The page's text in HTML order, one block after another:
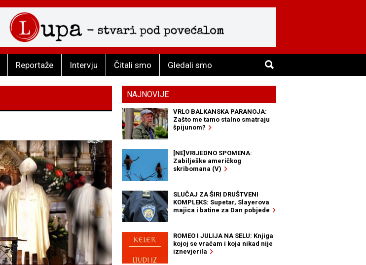
Reportaže Intervju Čitali smo Gledali smo
NAJNOVIJE
VRLO BALKANSKA PARANOJA:
Zašto me tamo stalno smatraju
špijunom?
[NE]VRIJEDNO SPOMENA:
Zabilješke američkog
skribomana (V)
SLUČAJ ZA ŠIRI DRUŠTVENI
KOMPLEKS: Supetar, Slayerova
majica i batine za Dan pobjede
ROMEO I JULIJA NA SELU: Knjiga
kojoj se vraćam i koja nikad nije
iznevjerila